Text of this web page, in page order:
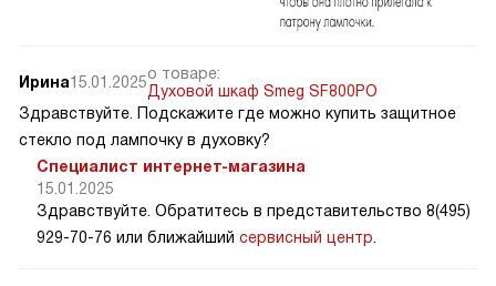
Ирина15.01.2025о товаре:
Духовой шкаф Smeg SF800PO
Здравствуйте. Подскажите где можно купить защитное
стекло под лампочку в духовку?
Специалист интернет-магазина
15.01.2025
Здравствуйте. Обратитесь в представительство 8(495)
929-70-76 или ближайший сервисный центр